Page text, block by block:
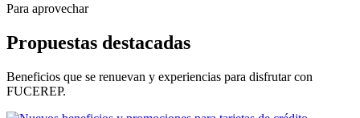
Para aprovechar
Propuestas destacadas
Beneficios que se renuevan y experiencias para disfrutar con
FUCEREP.